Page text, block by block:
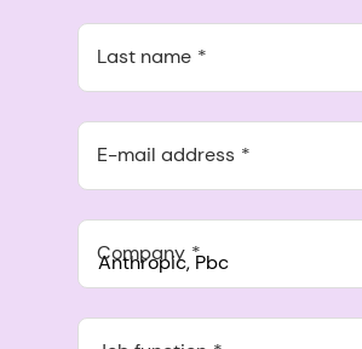
Last name
E-mail address
Company